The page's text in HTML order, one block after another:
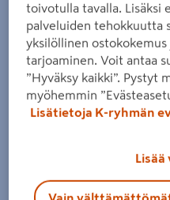
Zoomaa kuvaa
toivotulla tavalla. Lisäksi
palveluiden tehokkuutta
yksilöllinen
tarjoaminen. Voit antaa
”Hyväksy kaikki”. Pystyt
myöhemmin
Lisätietoja K-ryhmän
Lisää
Vain